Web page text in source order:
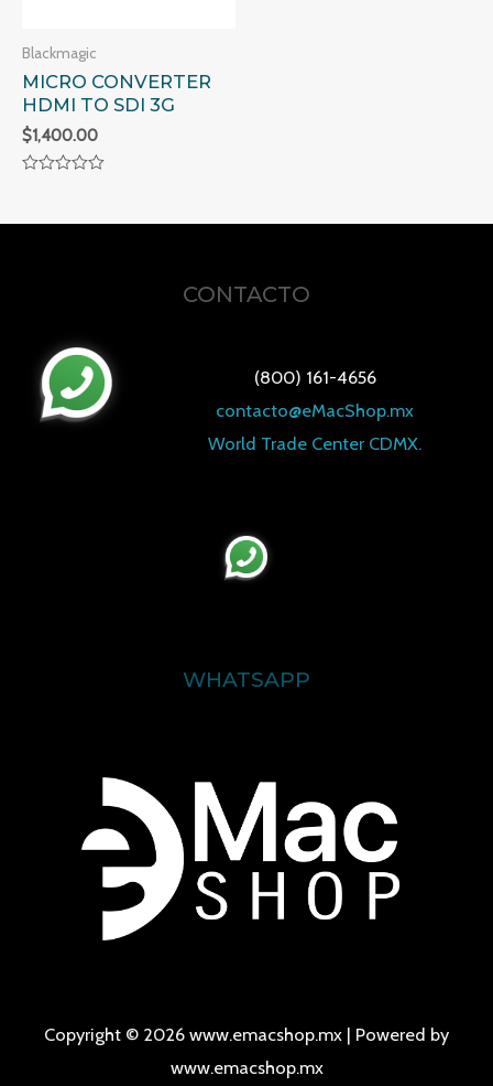
Blackmagic
MICRO CONVERTER
HDMI TO SDI 3G
$1,400.00
CONTACTO
(800) 161-4656
contacto@eMacShop.mx
World Trade Center CDMX.
WHATSAPP
Copyright © 2026 www.emacshop.mx | Powered by
www.emacshop.mx